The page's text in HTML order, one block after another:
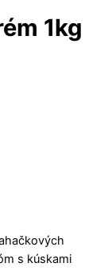
1kg
s kúskami